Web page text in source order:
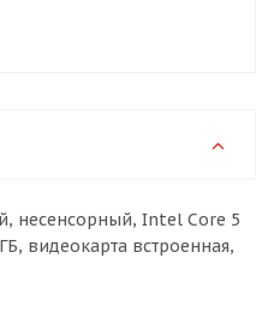
несенсорный, Intel Core 5
видеокарта встроенная,